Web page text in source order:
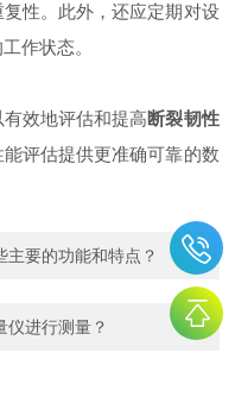
性。此外，还应定期对设
作状态。
效地评估和提高断裂韧性
评估提供更准确可靠的数
主要的功能和特点？
仪进行测量？